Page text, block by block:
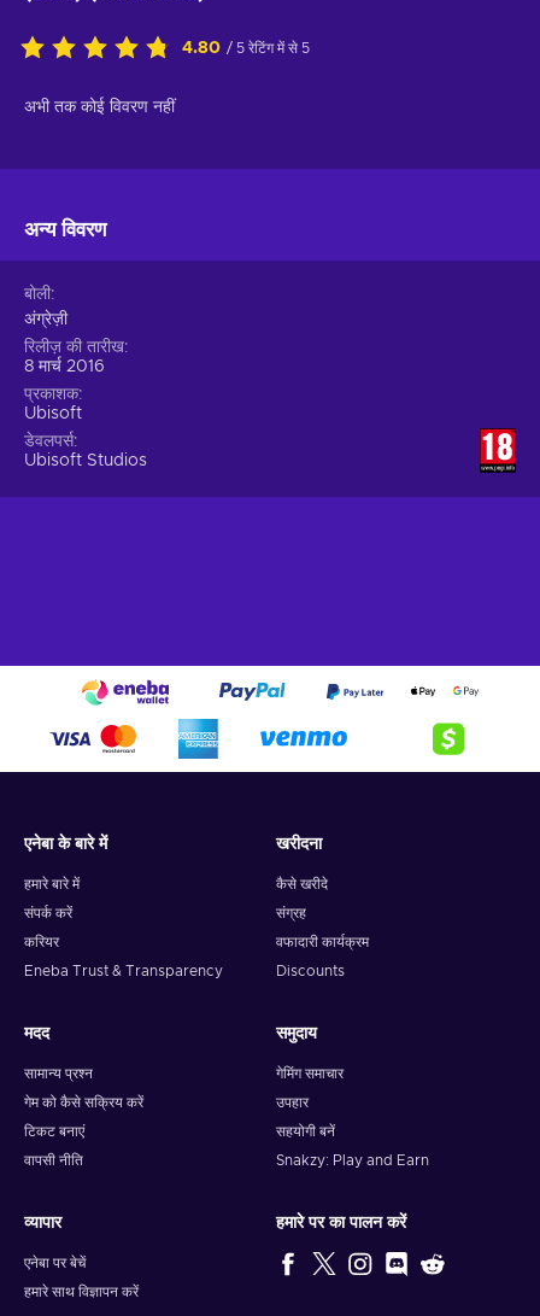
4.80 / 5 रेटिंग में से 5
अभी तक कोई विवरण नहीं
अन्य विवरण
बोली
अंग्रेज़ी
रिलीज़ की तारीख
8 मार्च 2016
प्रकाशक
Ubisoft
डेवलपर्स
Ubisoft Studios
एनेबा के बारे में
हमारे बारे में
संपर्क करें
करियर
Eneba Trust & Transparency
खरीदना
कैसे खरीदे
संग्रह
वफादारी कार्यक्रम
Discounts
मदद
सामान्य प्रश्न
गेम को कैसे सक्रिय करें
टिकट बनाएं
वापसी नीति
समुदाय
गेमिंग समाचार
उपहार
सहयोगी बनें
Snakzy: Play and Earn
व्यापार
एनेबा पर बेचें
हमारे साथ विज्ञापन करें
हमारे पर का पालन करें